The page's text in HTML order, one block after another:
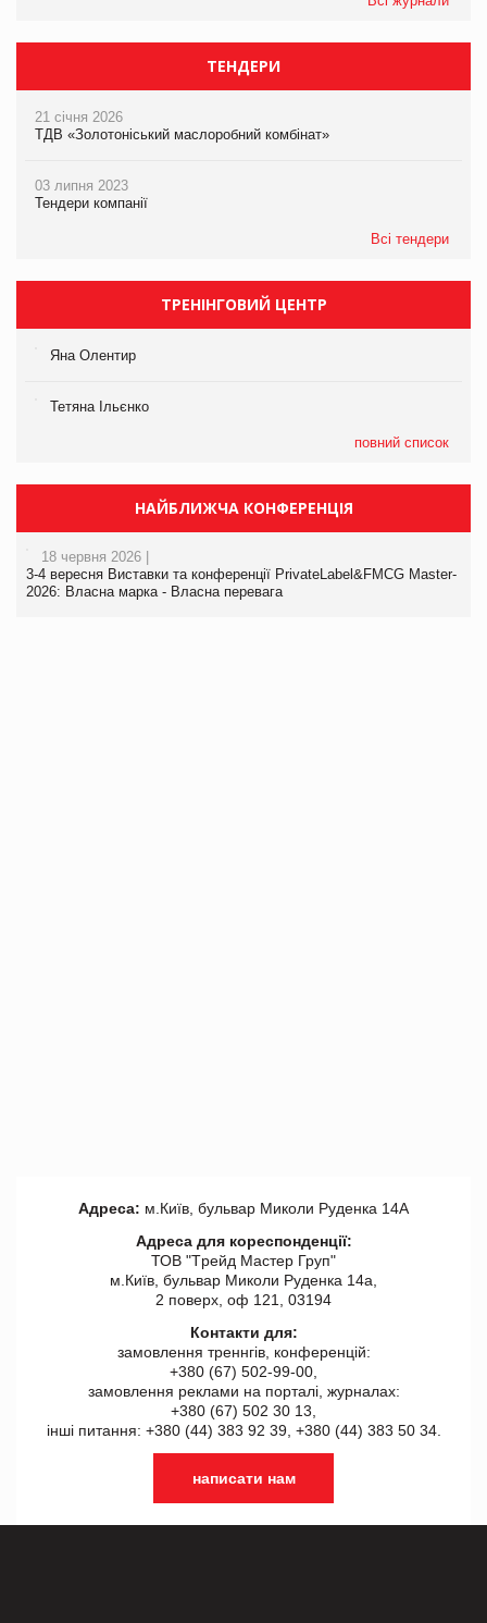
ТЕНДЕРИ
21 січня 2026
ТДВ «Золотоніський маслоробний комбінат»
03 липня 2023
Тендери компанії
Всі тендери
ТРЕНІНГОВИЙ ЦЕНТР
Яна Олентир
Тетяна Ільєнко
повний список
НАЙБЛИЖЧА КОНФЕРЕНЦІЯ
18 червня 2026 |
3-4 вересня Виставки та конференції PrivateLabel&FMCG Master-
2026: Власна марка - Власна перевага
Адреса: м.Київ, бульвар Миколи Руденка 14А
Адреса для кореспонденції:
ТОВ "Tрейд Мастер Груп"
м.Київ, бульвар Миколи Руденка 14а,
2 поверх, оф 121, 03194
Контакти для:
замовлення треннгів, конференцій:
+380 (67) 502-99-00,
замовлення реклами на порталі, журналах:
+380 (67) 502 30 13,
інші питання: +380 (44) 383 92 39, +380 (44) 383 50 34.
написати нам